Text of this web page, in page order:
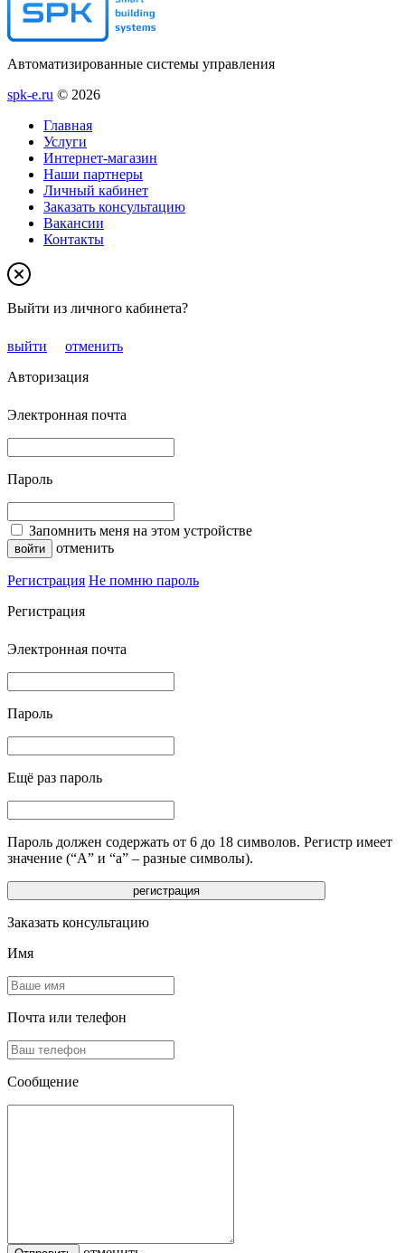
Автоматизированные системы управления
spk-e.ru © 2026
Главная
Услуги
Интернет-магазин
Наши партнеры
Личный кабинет
Заказать консультацию
Вакансии
Контакты
Выйти из личного кабинета?
выйти
отменить
Авторизация
Электронная почта
Пароль
Запомнить меня на этом устройстве
отменить
Регистрация Не помню пароль
Регистрация
Электронная почта
Пароль
Ещё раз пароль
Пароль должен содержать от 6 до 18 символов. Регистр имеет
значение (“А” и “а” – разные символы).
Заказать консультацию
Имя
Почта или телефон
Сообщение